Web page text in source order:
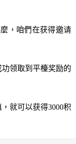
，咱們在获得邀请
领取到平檯奖励的
就可以获得3000积